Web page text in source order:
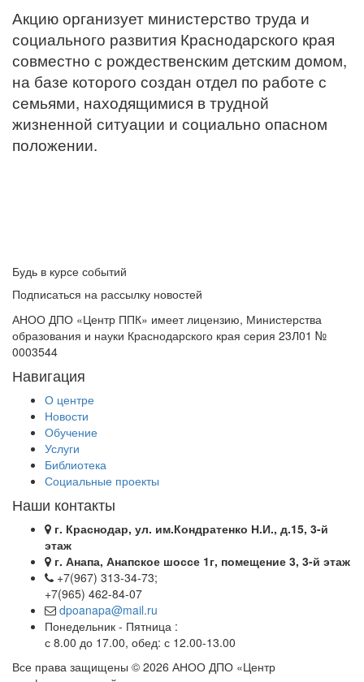
Акцию организует министерство труда и
социального развития Краснодарского края
совместно с рождественским детским домом,
на базе которого создан отдел по работе с
семьями, находящимися в трудной
жизненной ситуации и социально опасном
положении.
Будь в курсе событий
Подписаться на рассылку новостей
АНОО ДПО «Центр ППК» имеет лицензию, Министерства
образования и науки Краснодарского края серия 23Л01 №
0003544
Навигация
О центре
Новости
Обучение
Услуги
Библиотека
Социальные проекты
Наши контакты
г. Краснодар, ул. им.Кондратенко Н.И., д.15, 3-й
этаж
г. Анапа, Анапское шоссе 1г, помещение 3, 3-й этаж
+7(967) 313-34-73;
+7(965) 462-84-07
dpoanapa@mail.ru
Понедельник - Пятница :
с 8.00 до 17.00, обед: с 12.00-13.00
Все права защищены © 2026 АНОО ДПО «Центр